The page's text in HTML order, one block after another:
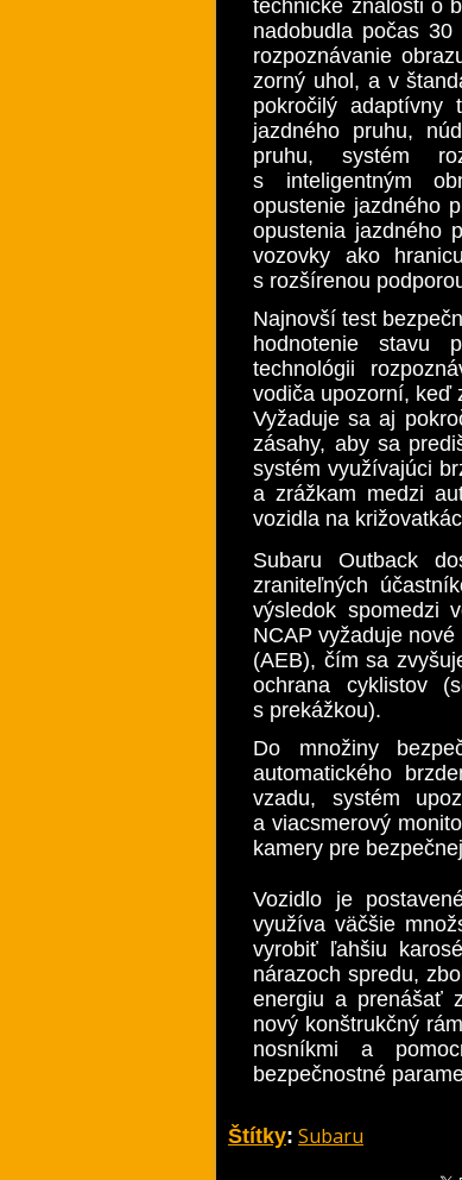
technické znalosti o
nadobudla počas
rozpoznávanie
zorný uhol, a v
pokročilý adaptívny
jazdného pruhu,
pruhu, systém
s inteligentným
opustenie jazdného
opustenia jazdného
vozovky ako
s rozšírenou
Najnovší test
hodnotenie stavu
technológii
vodiča upozorní, keď
Vyžaduje sa aj
zásahy, aby sa
systém využívajúci
a zrážkam medzi
vozidla na
Subaru Outback
zraniteľných
výsledok spomedzi
NCAP vyžaduje
(AEB), čím sa
ochrana cyklistov
s prekážkou).
Do množiny
automatického
vzadu, systém
a viacsmerový
kamery pre
Vozidlo je
využíva väčšie
vyrobiť ľahšiu
nárazoch spredu,
energiu a prenášať
nový konštrukčný
nosníkmi a
bezpečnostné
Štítky: Subaru